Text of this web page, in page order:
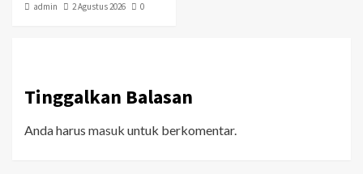
admin 2 Agustus 2026 0
Tinggalkan Balasan
Anda harus masuk untuk berkomentar.